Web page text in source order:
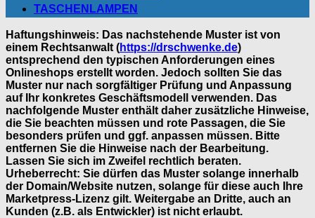
TASCHENLAMPEN
Haftungshinweis: Das nachstehende Muster ist von
einem Rechtsanwalt (https://drschwenke.de)
entsprechend den typischen Anforderungen eines
Onlineshops erstellt worden. Jedoch sollten Sie das
Muster nur nach sorgfältiger Prüfung und Anpassung
auf Ihr konkretes Geschäftsmodell verwenden. Das
nachfolgende Muster enthält daher zusätzliche Hinweise,
die Sie beachten müssen und rote Passagen, die Sie
besonders prüfen und ggf. anpassen müssen. Bitte
entfernen Sie die Hinweise nach der Bearbeitung.
Lassen Sie sich im Zweifel rechtlich beraten.
Urheberrecht: Sie dürfen das Muster solange innerhalb
der Domain/Website nutzen, solange für diese auch Ihre
Marketpress-Lizenz gilt. Weitergabe an Dritte, auch an
Kunden (z.B. als Entwickler) ist nicht erlaubt.